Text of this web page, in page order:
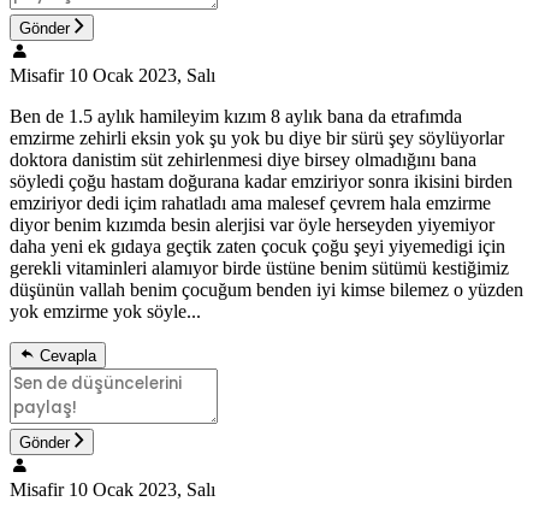
Gönder
Misafir 10 Ocak 2023, Salı
Ben de 1.5 aylık hamileyim kızım 8 aylık bana da etrafımda
emzirme zehirli eksin yok şu yok bu diye bir sürü şey söylüyorlar
doktora danistim süt zehirlenmesi diye birsey olmadığını bana
söyledi çoğu hastam doğurana kadar emziriyor sonra ikisini birden
emziriyor dedi içim rahatladı ama malesef çevrem hala emzirme
diyor benim kızımda besin alerjisi var öyle herseyden yiyemiyor
daha yeni ek gıdaya geçtik zaten çocuk çoğu şeyi yiyemedigi için
gerekli vitaminleri alamıyor birde üstüne benim sütümü kestiğimiz
düşünün vallah benim çocuğum benden iyi kimse bilemez o yüzden
yok emzirme yok söyle...
Cevapla
Gönder
Misafir 10 Ocak 2023, Salı